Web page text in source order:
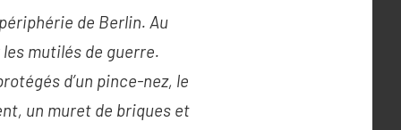
de Berlin. Au
mutilés de guerre.
d’un pince-nez, le
un muret de briques et